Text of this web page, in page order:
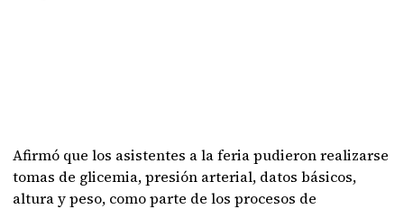
Afirmó que los asistentes a la feria pudieron realizarse
tomas de glicemia, presión arterial, datos básicos,
altura y peso, como parte de los procesos de